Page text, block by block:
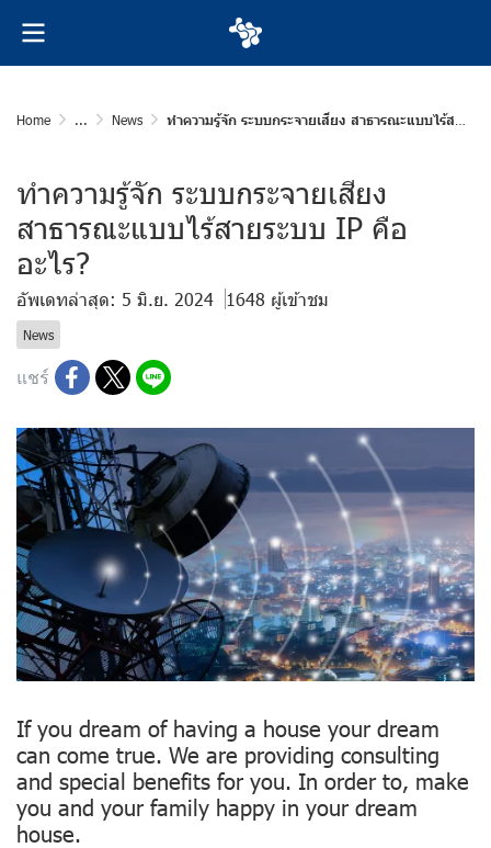
Home ... News ทำความรู้จัก ระบบกระจายเสียง สาธารณะแบบไร้สายระบบ IP คืออะไร?
ทำความรู้จัก ระบบกระจายเสียง
สาธารณะแบบไร้สายระบบ IP คือ
อะไร?
อัพเดทล่าสุด: 5 มิ.ย. 2024 1648 ผู้เข้าชม
News
แชร์
If you dream of having a house your dream
can come true. We are providing consulting
and special benefits for you. In order to, make
you and your family happy in your dream
house.